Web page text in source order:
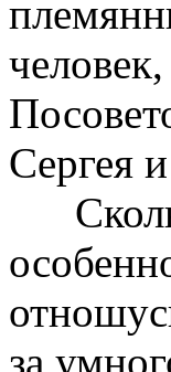
Сергея
за